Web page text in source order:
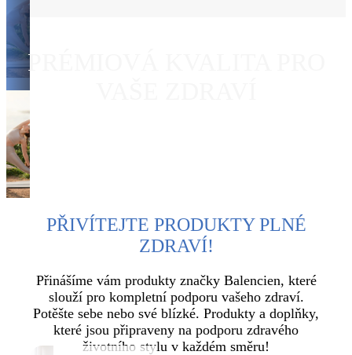
PRÉMIOVÁ KVALITA PRO
ZJISTĚTE VÍCE
PŘIVÍTEJTE PRODUKTY PLNÉ
ZDRAVÍ!
Přinášíme vám produkty značky Balencien, které
slouží pro kompletní podporu vašeho zdraví.
Potěšte sebe nebo své blízké. Produkty a doplňky,
které jsou připraveny na podporu zdravého
životního stylu v každém směru!